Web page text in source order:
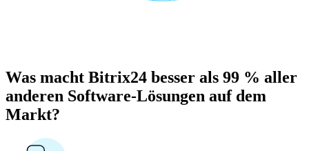
Was macht Bitrix24 besser als 99 % aller
anderen Software-Lösungen auf dem
Markt?